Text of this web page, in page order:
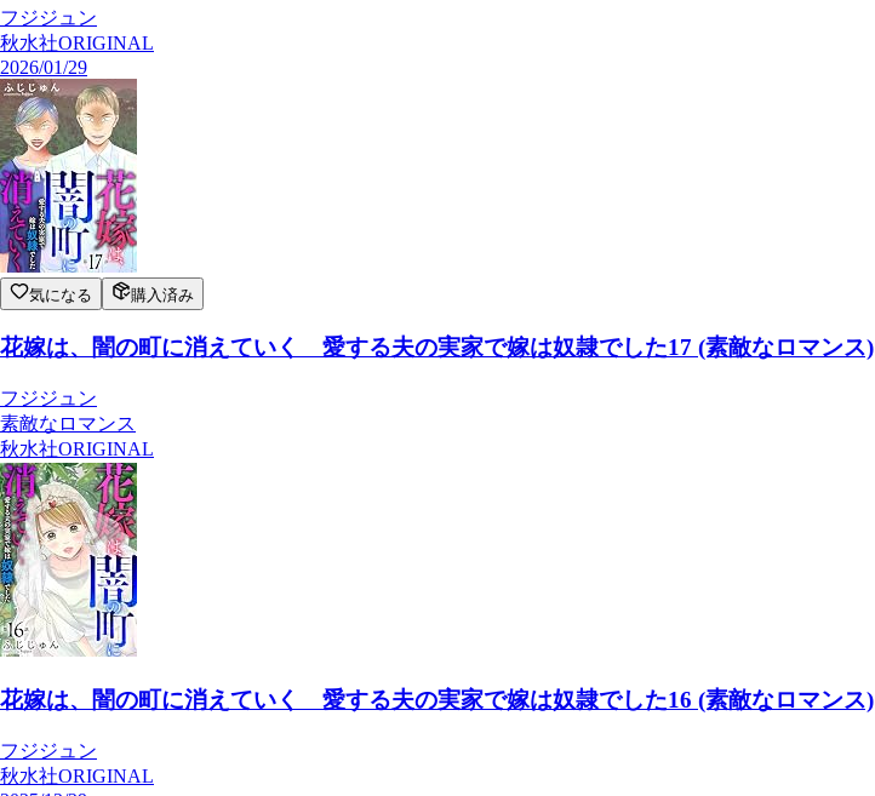
フジジュン
秋水社ORIGINAL
2026/01/29
気になる 購入済み
花嫁は、闇の町に消えていく 愛する夫の実家で嫁は奴隷でした17 (素敵なロマンス)
フジジュン
素敵なロマンス
秋水社ORIGINAL
花嫁は、闇の町に消えていく 愛する夫の実家で嫁は奴隷でした16 (素敵なロマンス)
フジジュン
秋水社ORIGINAL